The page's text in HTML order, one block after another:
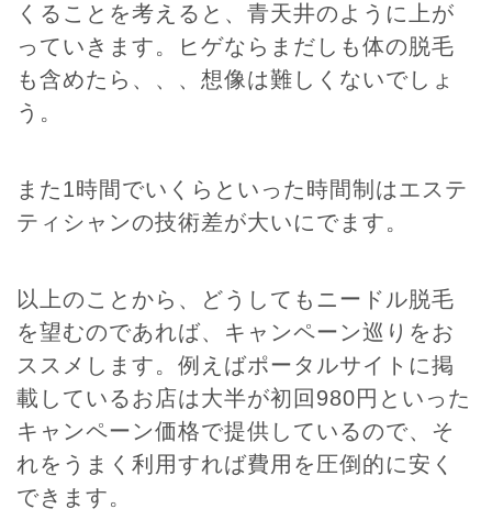
くることを考えると、青天井のように上が
っていきます。ヒゲならまだしも体の脱毛
も含めたら、、、想像は難しくないでしょ
う。
また1時間でいくらといった時間制はエステ
ティシャンの技術差が大いにでます。
以上のことから、どうしてもニードル脱毛
を望むのであれば、キャンペーン巡りをお
ススメします。例えばポータルサイトに掲
載しているお店は大半が初回980円といった
キャンペーン価格で提供しているので、そ
れをうまく利用すれば費用を圧倒的に安く
できます。